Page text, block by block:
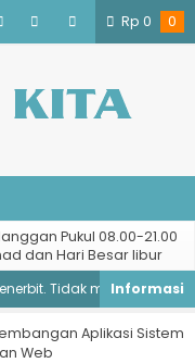
Rp 0 0
Pukul 08.00-21.00
dan Hari Besar libur
Tidak menjual buku
Aplikasi Sistem
Web